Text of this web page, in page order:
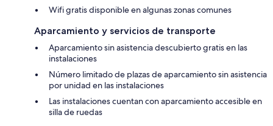
Wifi gratis disponible en algunas zonas comunes
Aparcamiento y servicios de transporte
Aparcamiento sin asistencia descubierto gratis en las
instalaciones
Número limitado de plazas de aparcamiento sin asistencia
por unidad en las instalaciones
Las instalaciones cuentan con aparcamiento accesible en
silla de ruedas